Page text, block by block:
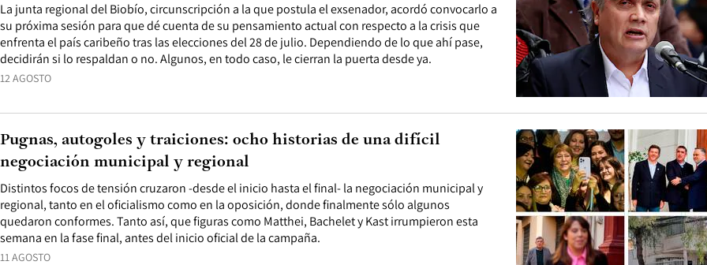
12 AGOSTO
La junta regional del Biobío, circunscripción a la que postula el exsenador, acordó convocarlo a
su próxima sesión para que dé cuenta de su pensamiento actual con respecto a la crisis que
enfrenta el país caribeño tras las elecciones del 28 de julio. Dependiendo de lo que ahí pase,
decidirán si lo respaldan o no. Algunos, en todo caso, le cierran la puerta desde ya.
11 AGOSTO
Distintos focos de tensión cruzaron -desde el inicio hasta el final- la negociación municipal y
regional, tanto en el oficialismo como en la oposición, donde finalmente sólo algunos
quedaron conformes. Tanto así, que figuras como Matthei, Bachelet y Kast irrumpieron esta
semana en la fase final, antes del inicio oficial de la campaña.
Pugnas, autogoles y traiciones: ocho historias de una difícil
negociación municipal y regional